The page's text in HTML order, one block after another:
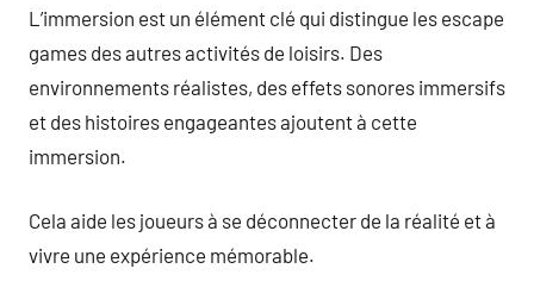
L’immersion est un élément clé qui distingue les escape
games des autres activités de loisirs. Des
environnements réalistes, des effets sonores immersifs
et des histoires engageantes ajoutent à cette
immersion.
Cela aide les joueurs à se déconnecter de la réalité et à
vivre une expérience mémorable.